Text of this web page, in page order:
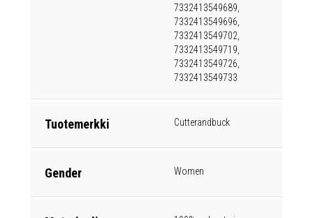
7332413549689,
7332413549696,
7332413549702,
7332413549719,
7332413549726,
7332413549733
Tuotemerkki Cutterandbuck
Gender Women